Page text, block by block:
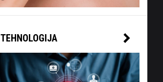
TEHNOLOGIJA